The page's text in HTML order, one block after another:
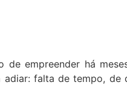
de empreender há
falta de tempo, de